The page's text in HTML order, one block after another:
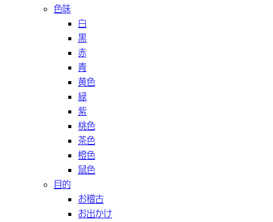
色味
白
黒
赤
青
黄色
緑
紫
桃色
茶色
橙色
鼠色
目的
お稽古
お出かけ